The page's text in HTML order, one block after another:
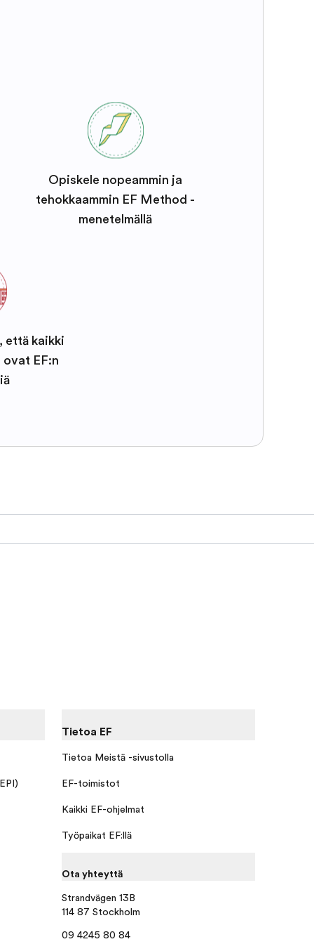
Opiskele nopeammin ja
tehokkaammin EF Method -
menetelmällä
että kaikki
EF:n
Tietoa EF
Tietoa Meistä -sivustolla
EF-toimistot
Kaikki EF-ohjelmat
Työpaikat EF:llä
Ota yhteyttä
Strandvägen 13B
114 87 Stockholm
09 4245 80 84